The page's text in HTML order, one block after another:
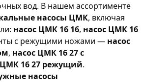
вод. В нашем ассортименте
насосы ЦМК, включая
насос ЦМК 16 16, насос ЦМК 16
с режущими ножами — насос
, насос ЦМК 16 27 с
ЦМК 16 27 режущий.
насосы